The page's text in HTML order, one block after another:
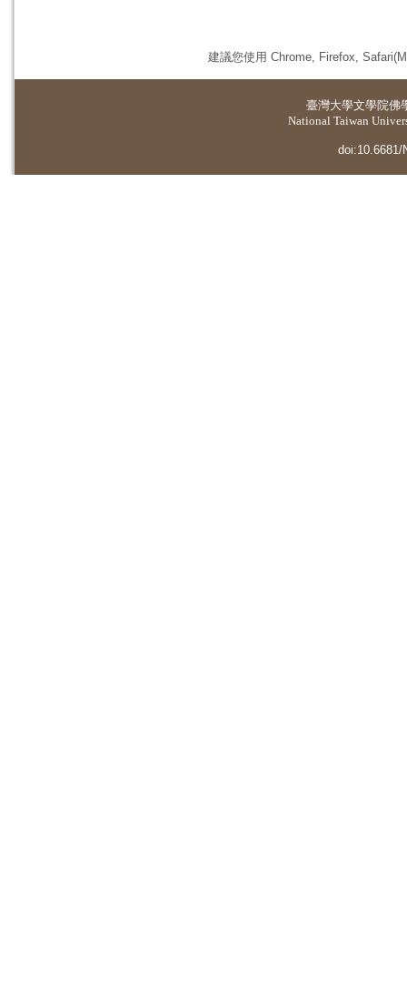
建議您使用 Chrome, Firefox,
臺灣大學文學院佛
National Taiwan
doi:10.6681/